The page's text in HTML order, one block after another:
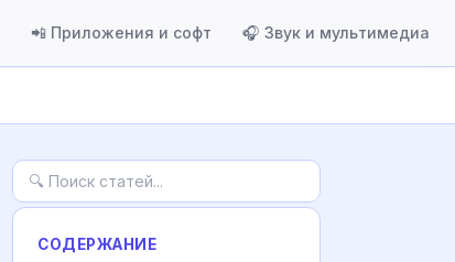
📲 Приложения и софт 🎧 Звук и мультимедиа
СОДЕРЖАНИЕ